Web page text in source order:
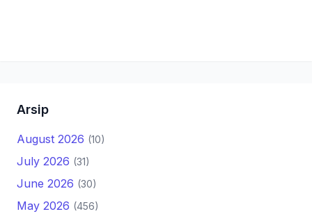
Arsip
August 2026 (10)
July 2026 (31)
June 2026 (30)
May 2026 (456)